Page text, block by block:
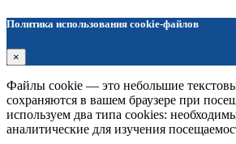
Политика использования cookie-файлов
×
Файлы cookie — это небольшие
сохраняются в вашем браузере при
используем два типа cookies:
аналитические для изучения